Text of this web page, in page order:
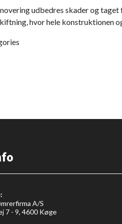
udbedres skader og
hvor hele konstruktionen
A/S
7 - 9, 4600 Køge